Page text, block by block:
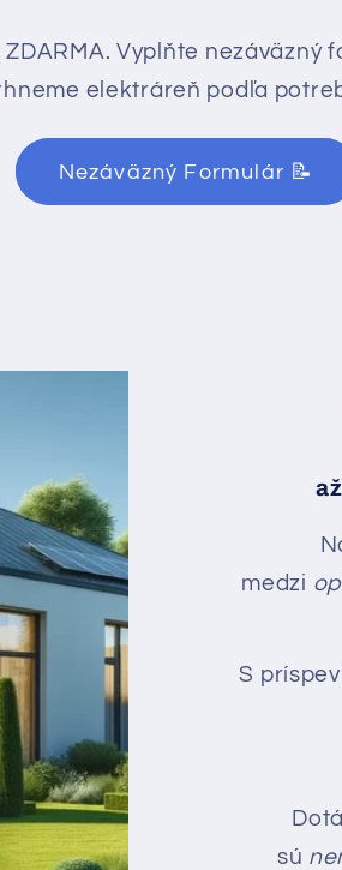
Vyplňte nezáväzný
elektráreň podľa
Nezáväzný Formulár 📝
medzi
S
sú